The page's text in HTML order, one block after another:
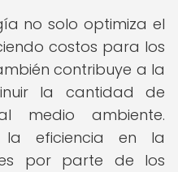
no solo optimiza el
costos para los
contribuye a la
la cantidad de
medio ambiente.
la eficiencia en la
por parte de los